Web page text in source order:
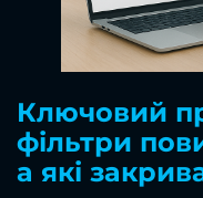
Ключовий
фільтри
а які